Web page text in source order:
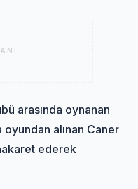
arasında oynanan
oyundan alınan Caner
ederek